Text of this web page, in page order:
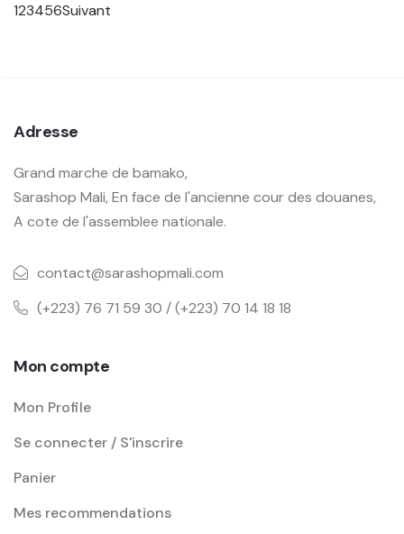
123456Suivant
Adresse
Grand marche de bamako,
Sarashop Mali, En face de l'ancienne cour des douanes,
A cote de l'assemblee nationale.
contact@sarashopmali.com
(+223) 76 71 59 30 / (+223) 70 14 18 18
Mon compte
Mon Profile
Se connecter / S'inscrire
Panier
Mes recommendations